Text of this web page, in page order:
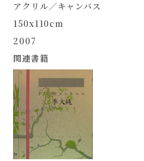
アクリル／キャンバス
150x110cm
2007
関連書籍